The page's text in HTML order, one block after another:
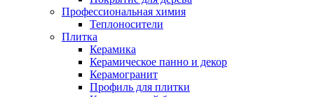
Профессиональная химия
Теплоносители
Плитка
Керамика
Керамическое панно и декор
Керамогранит
Профиль для плитки